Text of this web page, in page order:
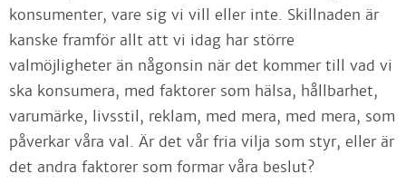
konsumenter, vare sig vi vill eller inte. Skillnaden är
kanske framför allt att vi idag har större
valmöjligheter än någonsin när det kommer till vad vi
ska konsumera, med faktorer som hälsa, hållbarhet,
varumärke, livsstil, reklam, med mera, med mera, som
påverkar våra val. Är det vår fria vilja som styr, eller är
det andra faktorer som formar våra beslut?